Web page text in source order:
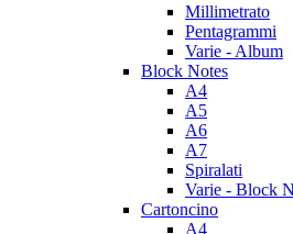
Millimetrato
Pentagrammi
Varie - Album
Block Notes
A4
A5
A6
A7
Spiralati
Varie - Block
Cartoncino
A4